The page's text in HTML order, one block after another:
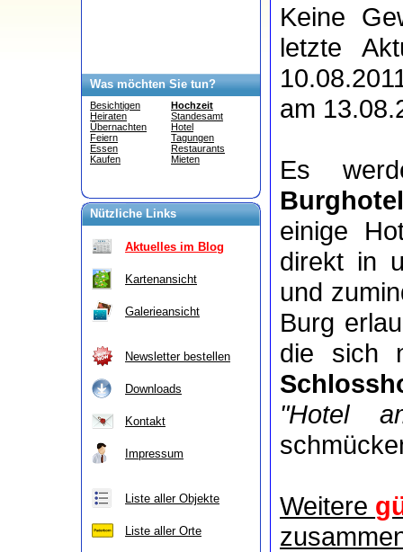
Was möchten Sie tun?
Besichtigen
Heiraten
Übernachten
Feiern
Essen
Kaufen
Hochzeit
Standesamt
Hotel
Tagungen
Restaurants
Mieten
Nützliche Links
Aktuelles im Blog
Kartenansicht
Galerieansicht
Newsletter bestellen
Downloads
Kontakt
Impressum
Liste aller Objekte
Liste aller Orte
Keine
letzte
am
Es
einige
direkt in
und
Burg
die sich
"Hotel
Weitere